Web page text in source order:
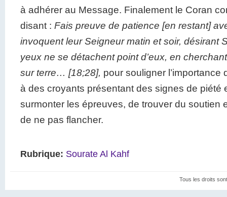
à adhérer au Message. Finalement le Coran
disant : Fais preuve de patience [en restant]
invoquent leur Seigneur matin et soir, désirant
yeux ne se détachent point d’eux, en
sur terre… [18;28], pour souligner l’importance
à des croyants présentant des signes de piété
surmonter les épreuves, de trouver du soutien
de ne pas flancher.
Rubrique: Sourate Al Kahf
Tous les droits